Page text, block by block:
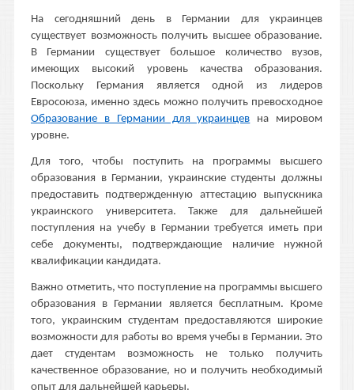
На сегодняшний день в Германии для украинцев
существует возможность получить высшее образование.
В Германии существует большое количество вузов,
имеющих высокий уровень качества образования.
Поскольку Германия является одной из лидеров
Евросоюза, именно здесь можно получить превосходное
Образование в Германии для украинцев на мировом
уровне.
Для того, чтобы поступить на программы высшего
образования в Германии, украинские студенты должны
предоставить подтвержденную аттестацию выпускника
украинского университета. Также для дальнейшей
поступления на учебу в Германии требуется иметь при
себе документы, подтверждающие наличие нужной
квалификации кандидата.
Важно отметить, что поступление на программы высшего
образования в Германии является бесплатным. Кроме
того, украинским студентам предоставляются широкие
возможности для работы во время учебы в Германии. Это
дает студентам возможность не только получить
качественное образование, но и получить необходимый
опыт для дальнейшей карьеры.